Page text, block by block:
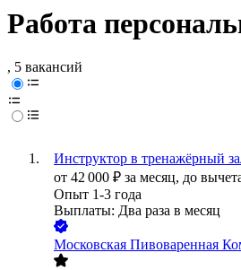
Работа
, 5 вакансий
Инструктор в тренажёрный
от 42 000 ₽ за месяц, до
Опыт 1-3 года
Выплаты: Два раза в месяц
Московская Пивоваренная